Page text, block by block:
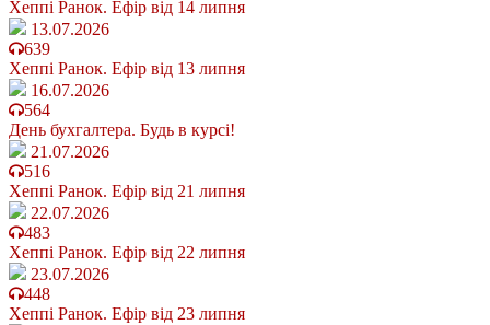
Хеппі Ранок. Ефір від 14 липня
13.07.2026
639
Хеппі Ранок. Ефір від 13 липня
16.07.2026
564
День бухгалтера. Будь в курсі!
21.07.2026
516
Хеппі Ранок. Ефір від 21 липня
22.07.2026
483
Хеппі Ранок. Ефір від 22 липня
23.07.2026
448
Хеппі Ранок. Ефір від 23 липня